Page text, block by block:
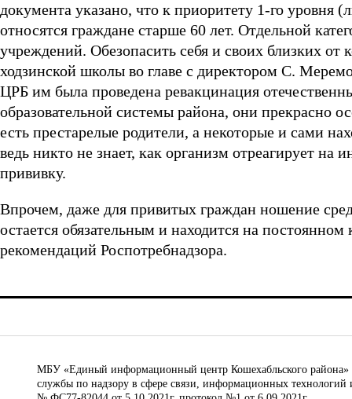
документа указано, что к приоритету 1-го
относятся граждане старше 60 лет. Отдельной
учреждений. Обезопасить себя и своих близких от
ходзинской школы во главе с директором С.
ЦРБ им была проведена ревакцинация
образовательной системы района, они прекрасно
есть престарелые родители, а некоторые и сами
ведь никто не знает, как организм отреагирует
прививку.
Впрочем, даже для привитых граждан ношение
остается обязательным и находится на
рекомендаций Роспотребнадзора.
МБУ «Единый информационный центр Кошехабльского района»
службы по надзору в сфере связи, информационных